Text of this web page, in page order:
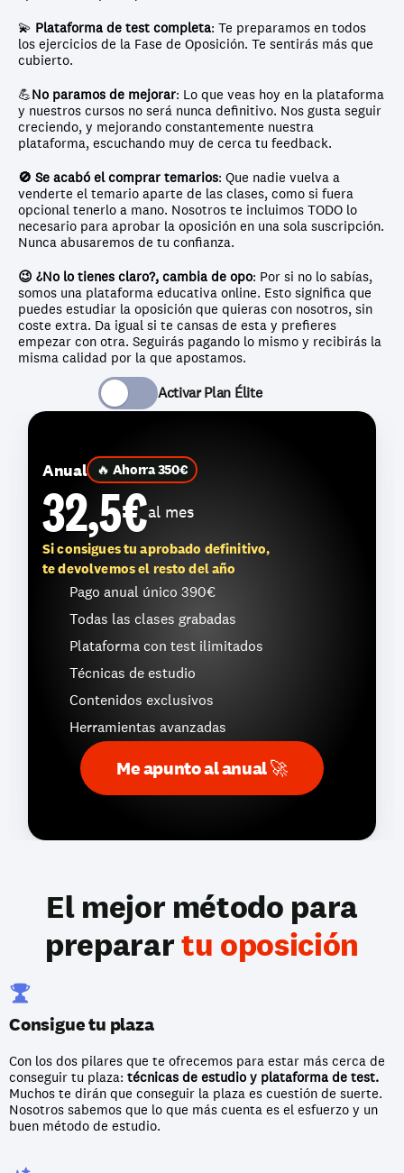
💫 Plataforma de test completa: Te preparamos en todos
los ejercicios de la Fase de Oposición. Te sentirás más que
cubierto.
💪No paramos de mejorar: Lo que veas hoy en la plataforma
y nuestros cursos no será nunca definitivo. Nos gusta seguir
creciendo, y mejorando constantemente nuestra
plataforma, escuchando muy de cerca tu feedback.
🚫 Se acabó el comprar temarios: Que nadie vuelva a
venderte el temario aparte de las clases, como si fuera
opcional tenerlo a mano. Nosotros te incluimos TODO lo
necesario para aprobar la oposición en una sola suscripción.
Nunca abusaremos de tu confianza.
😉 ¿No lo tienes claro?, cambia de opo: Por si no lo sabías,
somos una plataforma educativa online. Esto significa que
puedes estudiar la oposición que quieras con nosotros, sin
coste extra. Da igual si te cansas de esta y prefieres
empezar con otra. Seguirás pagando lo mismo y recibirás la
misma calidad por la que apostamos.
Activar Plan Élite
Anual 🔥 Ahorra 350€
32,5€al mes
Si consigues tu aprobado definitivo,
te devolvemos el resto del año
Pago anual único 390€
Todas las clases grabadas
Plataforma con test ilimitados
Técnicas de estudio
Contenidos exclusivos
Herramientas avanzadas
Me apunto al anual 🚀
El mejor método para
preparar tu oposición
Consigue tu plaza
Con los dos pilares que te ofrecemos para estar más cerca de
conseguir tu plaza: técnicas de estudio y plataforma de test.
Muchos te dirán que conseguir la plaza es cuestión de suerte.
Nosotros sabemos que lo que más cuenta es el esfuerzo y un
buen método de estudio.